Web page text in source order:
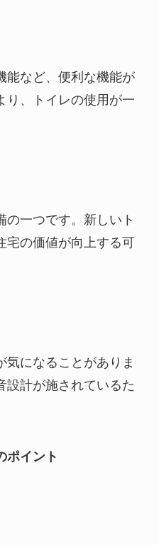
能など、便利な機能が
り、トイレの使用が一
の一つです。新しいト
宅の価値が向上する可
気になることがありま
設計が施されているた
ポイント